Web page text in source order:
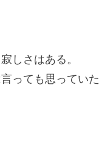
しさはある。
っても思っていた